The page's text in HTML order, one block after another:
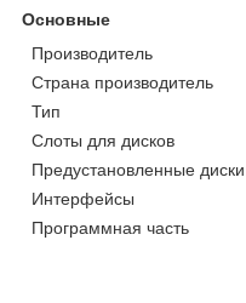
Основные
Производитель
Страна производитель
Тип
Слоты для дисков
Предустановленные диски
Интерфейсы
Программная часть